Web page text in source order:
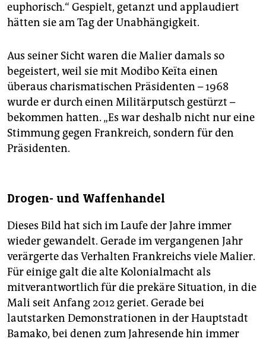
euphorisch.“ Gespielt, getanzt und applaudiert
hätten sie am Tag der Unabhängigkeit.
Aus seiner Sicht waren die Malier damals so
begeistert, weil sie mit Modibo Keïta einen
überaus charismatischen Präsidenten – 1968
wurde er durch einen Militärputsch gestürzt –
bekommen hatten. „Es war deshalb nicht nur eine
Stimmung gegen Frankreich, sondern für den
Präsidenten.
Drogen- und Waffenhandel
Dieses Bild hat sich im Laufe der Jahre immer
wieder gewandelt. Gerade im vergangenen Jahr
verärgerte das Verhalten Frankreichs viele Malier.
Für einige galt die alte Kolonialmacht als
mitverantwortlich für die prekäre Situation, in die
Mali seit Anfang 2012 geriet. Gerade bei
lautstarken Demonstrationen in der Hauptstadt
Bamako, bei denen zum Jahresende hin immer